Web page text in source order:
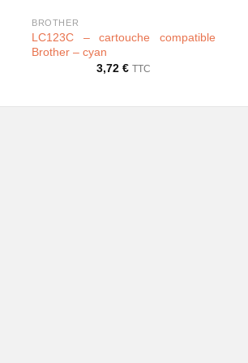
BROTHER
LC123C – cartouche compatible
Brother – cyan
3,72€ TTC